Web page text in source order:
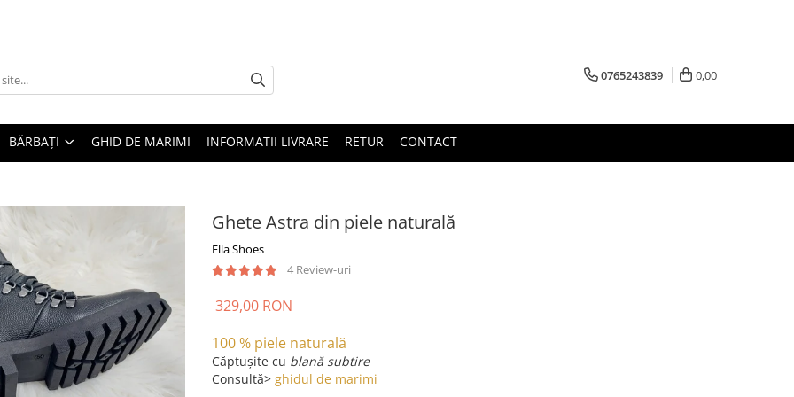
0765243839 0,00
BĂRBAȚI GHID DE MARIMI INFORMATII LIVRARE RETUR CONTACT
Ghete Astra din piele naturală
Ella Shoes
4 Review-uri
329,00 RON
100 % piele naturală
Căptușite cu blană subtire
Consultă> ghidul de marimi